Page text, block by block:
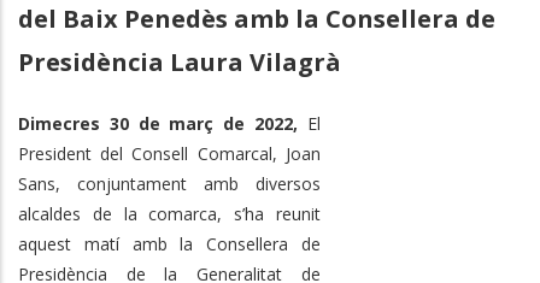
del Baix Penedès amb la Consellera de
Presidència Laura Vilagrà
Dimecres 30 de març de 2022, El
President del Consell Comarcal, Joan
Sans, conjuntament amb diversos
alcaldes de la comarca, s’ha reunit
aquest matí amb la Consellera de
Presidència de la Generalitat de